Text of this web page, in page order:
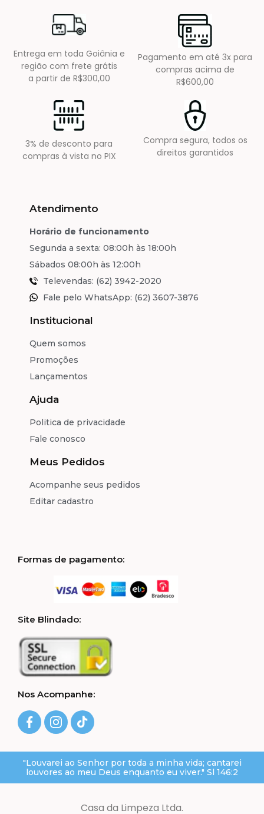
Entrega em toda Goiânia e
região com frete grátis
a partir de R$300,00
Pagamento em até 3x para
compras acima de
R$600,00
3% de desconto para
compras à vista no PIX
Compra segura, todos os
direitos garantidos
Atendimento
Horário de funcionamento
Segunda a sexta: 08:00h às 18:00h
Sábados 08:00h às 12:00h
Televendas: (62) 3942-2020
Fale pelo WhatsApp: (62) 3607-3876
Institucional
Quem somos
Promoções
Lançamentos
Ajuda
Politica de privacidade
Fale conosco
Meus Pedidos
Acompanhe seus pedidos
Editar cadastro
Formas de pagamento:
Site Blindado:
Nos Acompanhe:
"Louvarei ao Senhor por toda a minha vida; cantarei
louvores ao meu Deus enquanto eu viver." Sl 146:2
Casa da Limpeza Ltda.